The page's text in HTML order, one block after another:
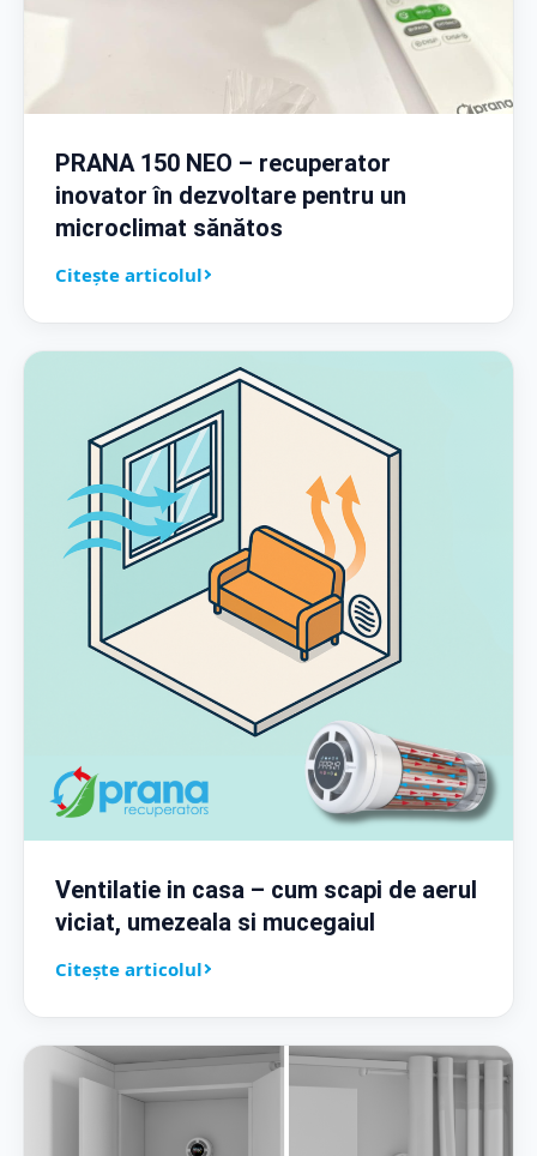
PRANA 150 NEO – recuperator
inovator în dezvoltare pentru un
microclimat sănătos
Citește articolul
Ventilatie in casa – cum scapi de aerul
viciat, umezeala si mucegaiul
Citește articolul